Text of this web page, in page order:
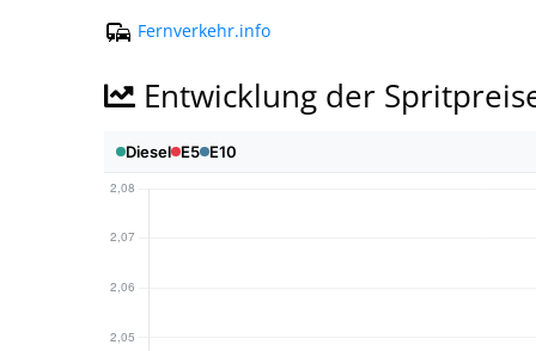
Fernverkehr.info
Entwicklung der